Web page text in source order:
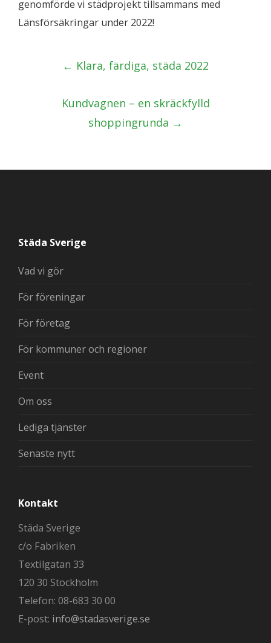
genomförde vi städprojekt tillsammans med
Länsförsäkringar under 2022!
Post
← Klara, färdiga, städa 2022
Kundvagnen – en skräckfylld
shoppingrunda →
Städa Sverige
Vad vi gör
För föreningar
För företag
För kommuner och regioner
Event
Om oss
Lediga tjänster
Senaste nytt
Kontakt
Städa Sverige
c/o Fabriken
Textilgatan 33
120 30 Stockholm
Telefon: 08-683 30 00
E-post: info@stadasverige.se